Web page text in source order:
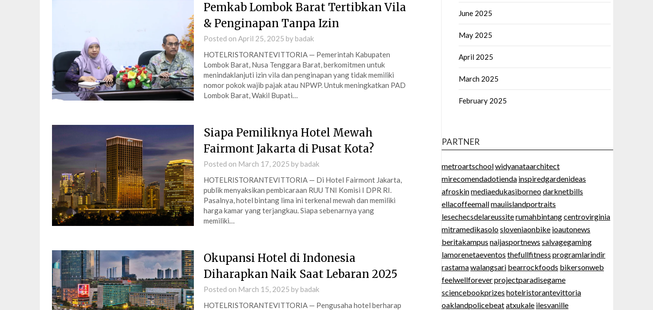
Pemkab Lombok Barat Tertibkan Vila
& Penginapan Tanpa Izin
Posted on April 25, 2025 bybadak
HOTELRISTORANTEVITTORIA — Pemerintah Kabupaten
Lombok Barat, Nusa Tenggara Barat, berkomitmen untuk
menindaklanjuti izin vila dan penginapan yang tidak memiliki
nomor pokok wajib pajak atau NPWP. Untuk meningkatkan PAD
Lombok Barat, Wakil Bupati…
Siapa Pemiliknya Hotel Mewah
Fairmont Jakarta di Pusat Kota?
Posted on March 17, 2025 bybadak
HOTELRISTORANTEVITTORIA — Di Hotel Fairmont Jakarta,
publik menyaksikan pembicaraan RUU TNI Komisi I DPR RI.
Pasalnya, hotel bintang lima ini terkenal mewah dan memiliki
harga kamar yang terjangkau. Siapa sebenarnya yang
memiliki…
Okupansi Hotel di Indonesia
Diharapkan Naik Saat Lebaran 2025
Posted on March 15, 2025 bybadak
HOTELRISTORANTEVITTORIA — Pengusaha hotel berharap
June 2025
May 2025
April 2025
March 2025
February 2025
PARTNER
metroartschoolwidyanataarchitect
mirecomendadotienda inspiredgardenideas
afroskinmediaedukasiborneodarknetbills
ellacoffeemallmauiislandportraits
lesechecsdelareussiterumahbintangcentrovirginia
mitramedikasolosloveniaonbike ioautonews
beritakampus naijasportnews salvagegaming
lamorenetaeventos thefullfitness programlarindir
rastamawalangsari bearrockfoods bikersonweb
feelwellforeverprojectparadisegame
sciencebookprizes hotelristorantevittoria
oaklandpolicebeatatxukale ilesvanille